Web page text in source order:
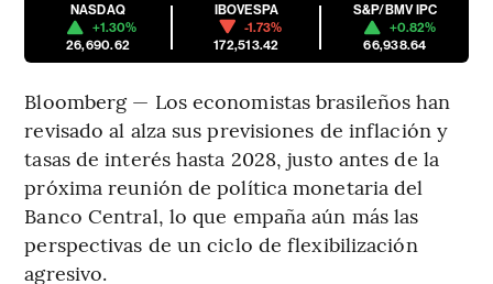
NASDAQ
+1.30%
26,690.62
IBOVESPA
-1.73%
172,513.42
S&P/BMV IPC
+0.82%
66,938.64
Bloomberg — Los economistas brasileños han
revisado al alza sus previsiones de inflación y
tasas de interés hasta 2028, justo antes de la
próxima reunión de política monetaria del
Banco Central, lo que empaña aún más las
perspectivas de un ciclo de flexibilización
agresivo.